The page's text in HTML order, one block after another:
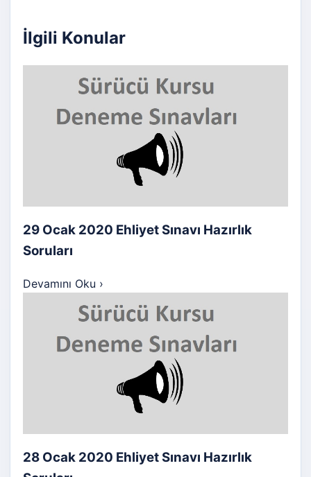
İlgili Konular
29 Ocak 2020 Ehliyet Sınavı Hazırlık
Soruları
Devamını Oku ›
28 Ocak 2020 Ehliyet Sınavı Hazırlık